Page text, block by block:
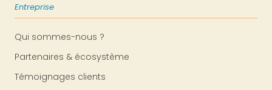
Entreprise
Qui sommes-nous ?
Partenaires & écosystème
Témoignages clients